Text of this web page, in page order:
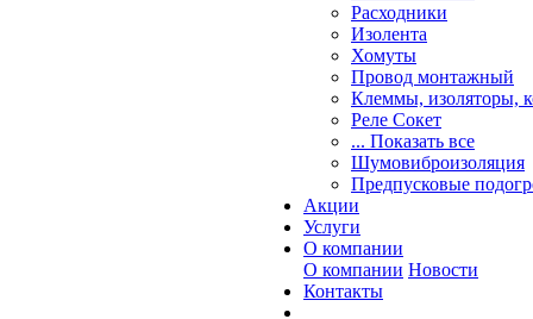
Расходники
Изолента
Хомуты
Провод монтажный
Клеммы, изоляторы,
Реле Сокет
... Показать все
Шумовиброизоляция
Предпусковые
Акции
Услуги
О компании
О компании Новости
Контакты